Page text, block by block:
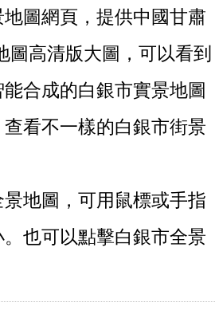
圖網頁，提供中國甘肅
圖高清版大圖，可以看到
合成的白銀市實景地圖
看不一樣的白銀市街景
景地圖，可用鼠標或手指
也可以點擊白銀市全景